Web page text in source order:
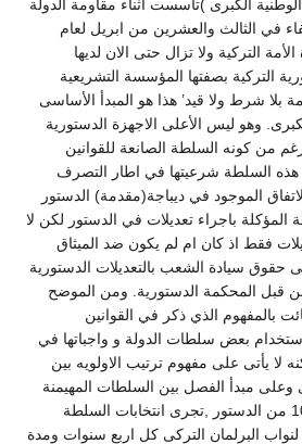
الكبرى )تأسست أثناء مقاومة الدولة
في الثالث والعشرين من ابريل لعام
الأمة التركية ولا تزال حتى الان لديها
التركية بصفتها المؤسسة التشريعية
بلا شرط ولا قيد’ هذا هو المبدأ الأساسى
وهو ليس الأعلى الاجهزة الدستورية
من كونه السلطة الصانعة للقوانين
السلطة شرعيتها في اطار التصرف
الموجود في ديباجة(مقدمة) الدستور
المؤكلة باجراء تعديلات في الدستور لكن لا
فقط اذ كان ام لم يكون ضد الميثاق
حقوق سيادة الشعب بالتعديلات الدستورية
قبل المحكمة الدستورية. ومن الموضح
بالمفهوم الذي ذكر في القوانين
بعض سلطات الدولة و واجباتها في
لا يأتى على مفهوم ترتيب الاولويه بين
وعلى مبدأ الفصل بين السلطات المهيمنة
في الدولة. وفقا للمادة 108 من الدستور ,تجرى انتخابات السلطة
لنواب البرلمان التركى كل اربع سنوات ومدة